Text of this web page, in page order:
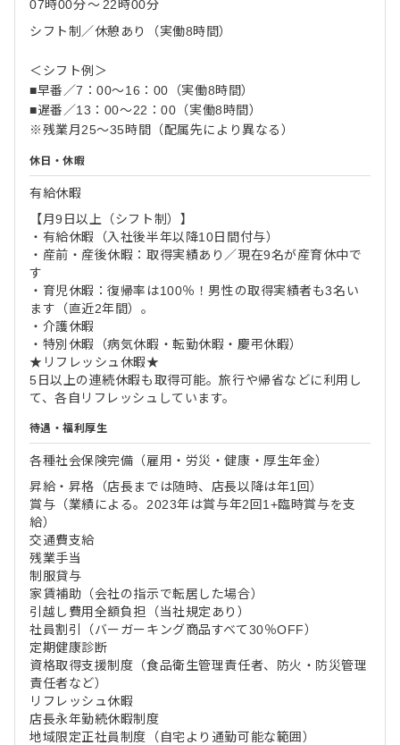
07時00分〜 22時00分
シフト制／休憩あり（実働8時間）
＜シフト例＞
■早番／7：00～16：00（実働8時間）
■遅番／13：00～22：00（実働8時間）
※残業月25～35時間（配属先により異なる）
休日・休暇
有給休暇
【月9日以上（シフト制）】
・有給休暇（入社後半年以降10日間付与）
・産前・産後休暇：取得実績あり／現在9名が産育休中で
す
・育児休暇：復帰率は100％！男性の取得実績者も3名い
ます（直近2年間）。
・介護休暇
・特別休暇（病気休暇・転勤休暇・慶弔休暇）
★リフレッシュ休暇★
5日以上の連続休暇も取得可能。旅行や帰省などに利用し
て、各自リフレッシュしています。
待遇・福利厚生
各種社会保険完備（雇用・労災・健康・厚生年金）
昇給・昇格（店長までは随時、店長以降は年1回）
賞与（業績による。2023年は賞与年2回1+臨時賞与を支
給）
交通費支給
残業手当
制服貸与
家賃補助（会社の指示で転居した場合）
引越し費用全額負担（当社規定あり）
社員割引（バーガーキング商品すべて30％OFF）
定期健康診断
資格取得支援制度（食品衛生管理責任者、防火・防災管理
責任者など）
リフレッシュ休暇
店長永年勤続休暇制度
地域限定正社員制度（自宅より通勤可能な範囲）